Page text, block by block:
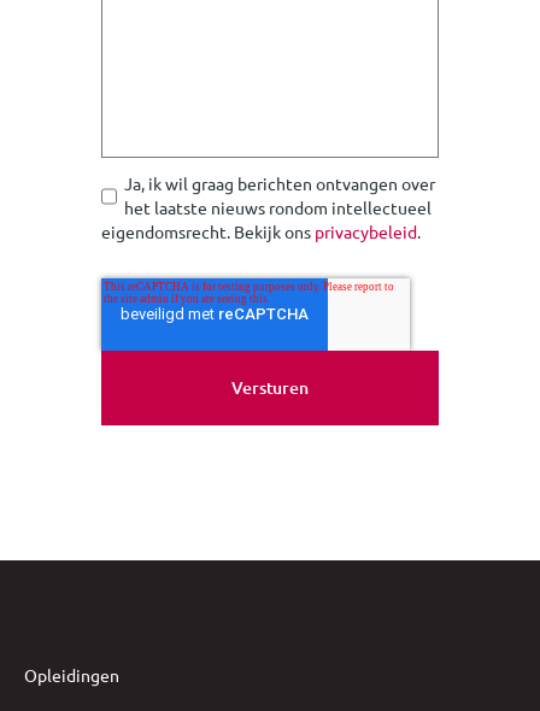
Ja, ik wil graag berichten ontvangen over
het laatste nieuws rondom intellectueel
eigendomsrecht. Bekijk ons privacybeleid.
Opleidingen